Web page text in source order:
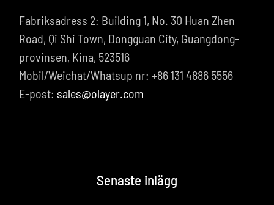
Fabriksadress 2: Building 1, No. 30 Huan Zhen
Road, Qi Shi Town, Dongguan City, Guangdong-
provinsen, Kina, 523516
Mobil/Weichat/Whatsup nr: +86 131 4886 5556
E-post: sales@olayer.com
Senaste inlägg